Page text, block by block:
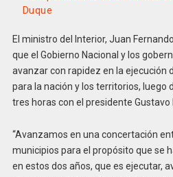
Duque
El ministro del Interior, Juan
que el Gobierno Nacional y los
avanzar con rapidez en la ejecución
para la nación y los territorios, luego
tres horas con el presidente Gustavo
“Avanzamos en una concertación
municipios para el propósito que se
en estos dos años, que es ejecutar,